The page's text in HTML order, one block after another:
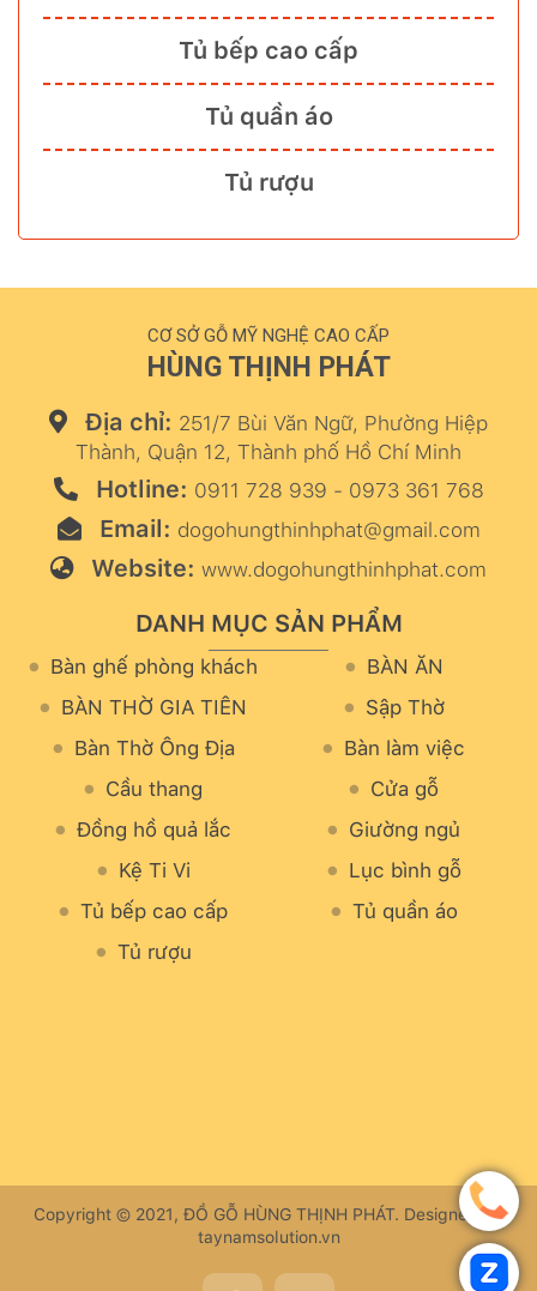
Tủ bếp cao cấp
Tủ quần áo
Tủ rượu
CƠ SỞ GỖ MỸ NGHỆ CAO CẤP
HÙNG THỊNH PHÁT
Địa chỉ: 251/7 Bùi Văn Ngữ, Phường Hiệp
Thành, Quận 12, Thành phố Hồ Chí Minh
Hotline: 0911 728 939 - 0973 361 768
Email: dogohungthinhphat@gmail.com
Website: www.dogohungthinhphat.com
DANH MỤC SẢN PHẨM
Bàn ghế phòng khách
BÀN ĂN
BÀN THỜ GIA TIÊN
Sập Thờ
Bàn Thờ Ông Địa
Bàn làm việc
Cầu thang
Cửa gỗ
Đồng hồ quả lắc
Giường ngủ
Kệ Ti Vi
Lục bình gỗ
Tủ bếp cao cấp
Tủ quần áo
Tủ rượu
Copyright © 2021, ĐỒ GỖ HÙNG THỊNH PHÁT. Designed by
taynamsolution.vn